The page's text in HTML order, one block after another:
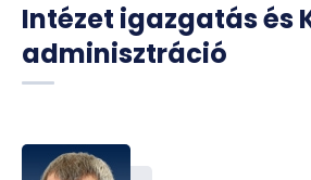
Intézet igazgatás és
adminisztráció